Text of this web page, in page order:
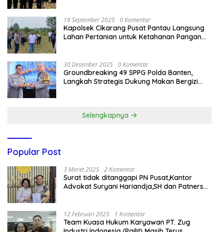
18 September 2025 0 Komentar
Kapolsek Cikarang Pusat Pantau Langsung
Lahan Pertanian untuk Ketahanan Pangan
30 Desember 2025 0 Komentar
Groundbreaking 49 SPPG Polda Banten,
Langkah Strategis Dukung Makan Bergizi
Selengkapnya
Popular Post
3 Maret 2025 2 Komentar
Surat tidak ditanggapi PN Pusat,Kantor
Advokat Suryani Hariandja,SH dan Patners
12 Februari 2025 1 Komentar
Team Kuasa Hukum Karyawan PT. Zug